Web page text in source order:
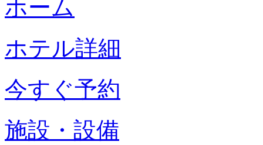
ホーム
ホテル詳細
今すぐ予約
施設・設備